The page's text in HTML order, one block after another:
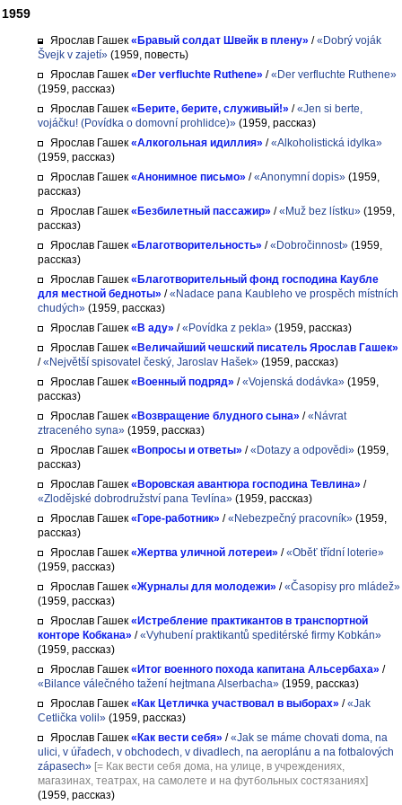
1959
Ярослав Гашек «Бравый солдат Швейк в плену» /«Dobrý voják
Švejk v zajetí» (1959, повесть)
Ярослав Гашек «Der verfluchte Ruthene» /«Der verfluchte Ruthene»
(1959, рассказ)
Ярослав Гашек «Берите, берите, служивый!» /«Jen si berte,
vojáčku! (Povídka o domovní prohlidce)» (1959, рассказ)
Ярослав Гашек «Алкогольная идиллия» /«Alkoholistická idylka»
(1959, рассказ)
Ярослав Гашек «Анонимное письмо» /«Anonymní dopis» (1959,
рассказ)
Ярослав Гашек «Безбилетный пассажир» /«Muž bez lístku» (1959,
рассказ)
Ярослав Гашек «Благотворительность» /«Dobročinnost» (1959,
рассказ)
Ярослав Гашек «Благотворительный фонд господина Каубле
для местной бедноты» /«Nadace pana Kaubleho ve prospěch místních
chudých» (1959, рассказ)
Ярослав Гашек «В аду» /«Povídka z pekla» (1959, рассказ)
Ярослав Гашек «Величайший чешский писатель Ярослав Гашек»
/«Největší spisovatel český, Jaroslav Hašek» (1959, рассказ)
Ярослав Гашек «Военный подряд» /«Vojenská dodávka» (1959,
рассказ)
Ярослав Гашек «Возвращение блудного сына» /«Návrat
ztraceného syna» (1959, рассказ)
Ярослав Гашек «Вопросы и ответы» /«Dotazy a odpovědi» (1959,
рассказ)
Ярослав Гашек «Воровская авантюра господина Тевлина» /
«Zlodějské dobrodružství pana Tevlína» (1959, рассказ)
Ярослав Гашек «Горе-работник» /«Nebezpečný pracovník» (1959,
рассказ)
Ярослав Гашек «Жертва уличной лотереи» /«Oběť třídní loterie»
(1959, рассказ)
Ярослав Гашек «Журналы для молодежи» /«Časopisy pro mládež»
(1959, рассказ)
Ярослав Гашек «Истребление практикантов в транспортной
конторе Кобкана» /«Vyhubení praktikantů speditérské firmy Kobkán»
(1959, рассказ)
Ярослав Гашек «Итог военного похода капитана Альсербаха» /
«Bilance válečného tažení hejtmana Alserbacha» (1959, рассказ)
Ярослав Гашек «Как Цетличка участвовал в выборах» /«Jak
Cetlička volil» (1959, рассказ)
Ярослав Гашек «Как вести себя» /«Jak se máme chovati doma, na
ulici, v úřadech, v obchodech, v divadlech, na aeroplánu a na fotbalových
zápasech» [= Как вести себя дома, на улице, в учреждениях,
магазинах, театрах, на самолете и на футбольных состязаниях]
(1959, рассказ)